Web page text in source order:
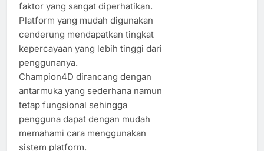
faktor yang sangat diperhatikan.
Platform yang mudah digunakan
cenderung mendapatkan tingkat
kepercayaan yang lebih tinggi dari
penggunanya.
Champion4D dirancang dengan
antarmuka yang sederhana namun
tetap fungsional sehingga
pengguna dapat dengan mudah
memahami cara menggunakan
sistem platform.